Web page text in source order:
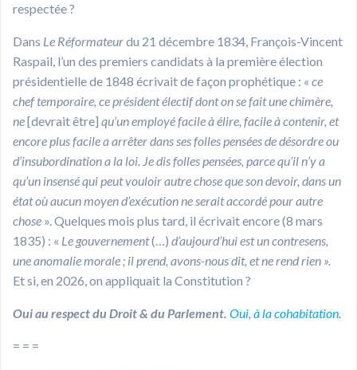
respectée ?
Dans Le Réformateurdu 21 décembre 1834, François-Vincent
Raspail, l’un des premiers candidats à la première élection
présidentielle de 1848 écrivait de façon prophétique : « ce
chef temporaire, ce président électif dont on se fait une chimère,
ne[devrait être] qu’un employé facile à élire, facile à contenir, et
encore plus facile a arrêter dans ses folles pensées de désordre ou
d’insubordination a la loi. Je dis folles pensées, parce qu’il n’y a
qu’un insensé qui peut vouloir autre chose que son devoir, dans un
état où aucun moyen d’exécution ne serait accordé pour autre
chose ». Quelques mois plus tard, il écrivait encore (8 mars
1835) : « Le gouvernement(…) d’aujourd’hui est un contresens,
une anomalie morale ; il prend, avons-nous dit, et ne rend rien ».
Et si, en 2026, on appliquait la Constitution ?
Oui au respect du Droit & du Parlement. Oui, à la cohabitation.
= = =